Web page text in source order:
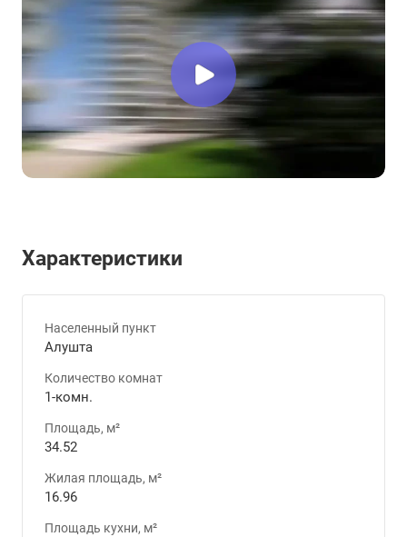
Характеристики
Населенный пункт
Алушта
Количество комнат
1-комн.
Площадь, м²
34.52
Жилая площадь, м²
16.96
Площадь кухни, м²